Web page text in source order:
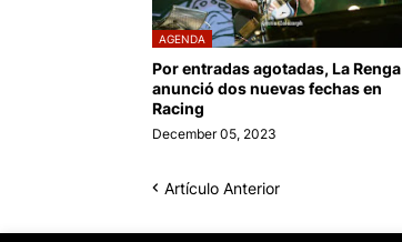
AGENDA
Por entradas agotadas, La Renga
anunció dos nuevas fechas en
Racing
December 05, 2023
Artículo Anterior